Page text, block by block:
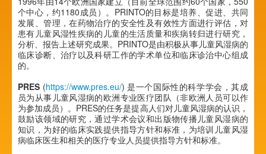
个中心，约1180成员）。PRINTO的目标是培养、促进、共同
发展、管理，在药物治疗的安全性及有效性方面进行评估，对
患有儿童风湿性疾病的儿童的生活质量和疾病转归进行研究，
分析、报告上述研究成果。PRINTO是由积极从事儿童风湿病的
临床诊断、治疗以及科研工作的学术单位和临床诊治中心组成
的。
PRES (https://www.pres.eu/) 是一个国际性的科学学会，其成
员为从事儿童风湿病的欧洲专业医疗团队（非欧洲人员可以作
为参加成员）。PRES的任务是提高人们对儿童风湿病的认识，
鼓励该领域的研究，通过学术会议和出版物传播儿童风湿病的
知识，为好的临床实践提供指导方针和标准，为培训儿童风湿
病临床医生和相关的医疗专业人员提供指导方针和标准。